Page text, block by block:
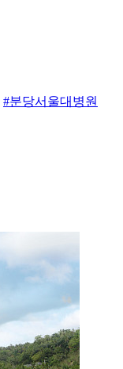
#분당서울대병원